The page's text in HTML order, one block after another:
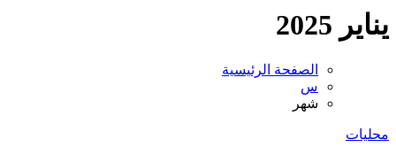
يناير 2025
الصفحة الرئيسية
س
شهر
محليات